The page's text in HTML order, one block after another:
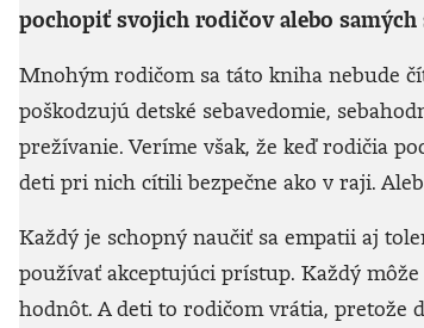
pochopiť svojich rodičov alebo samých
Mnohým rodičom sa táto kniha nebude
poškodzujú detské sebavedomie,
prežívanie. Veríme však, že keď rodičia
deti pri nich cítili bezpečne ako v raji.
Každý je schopný naučiť sa empatii aj
používať akceptujúci prístup. Každý
hodnôt. A deti to rodičom vrátia, pretože